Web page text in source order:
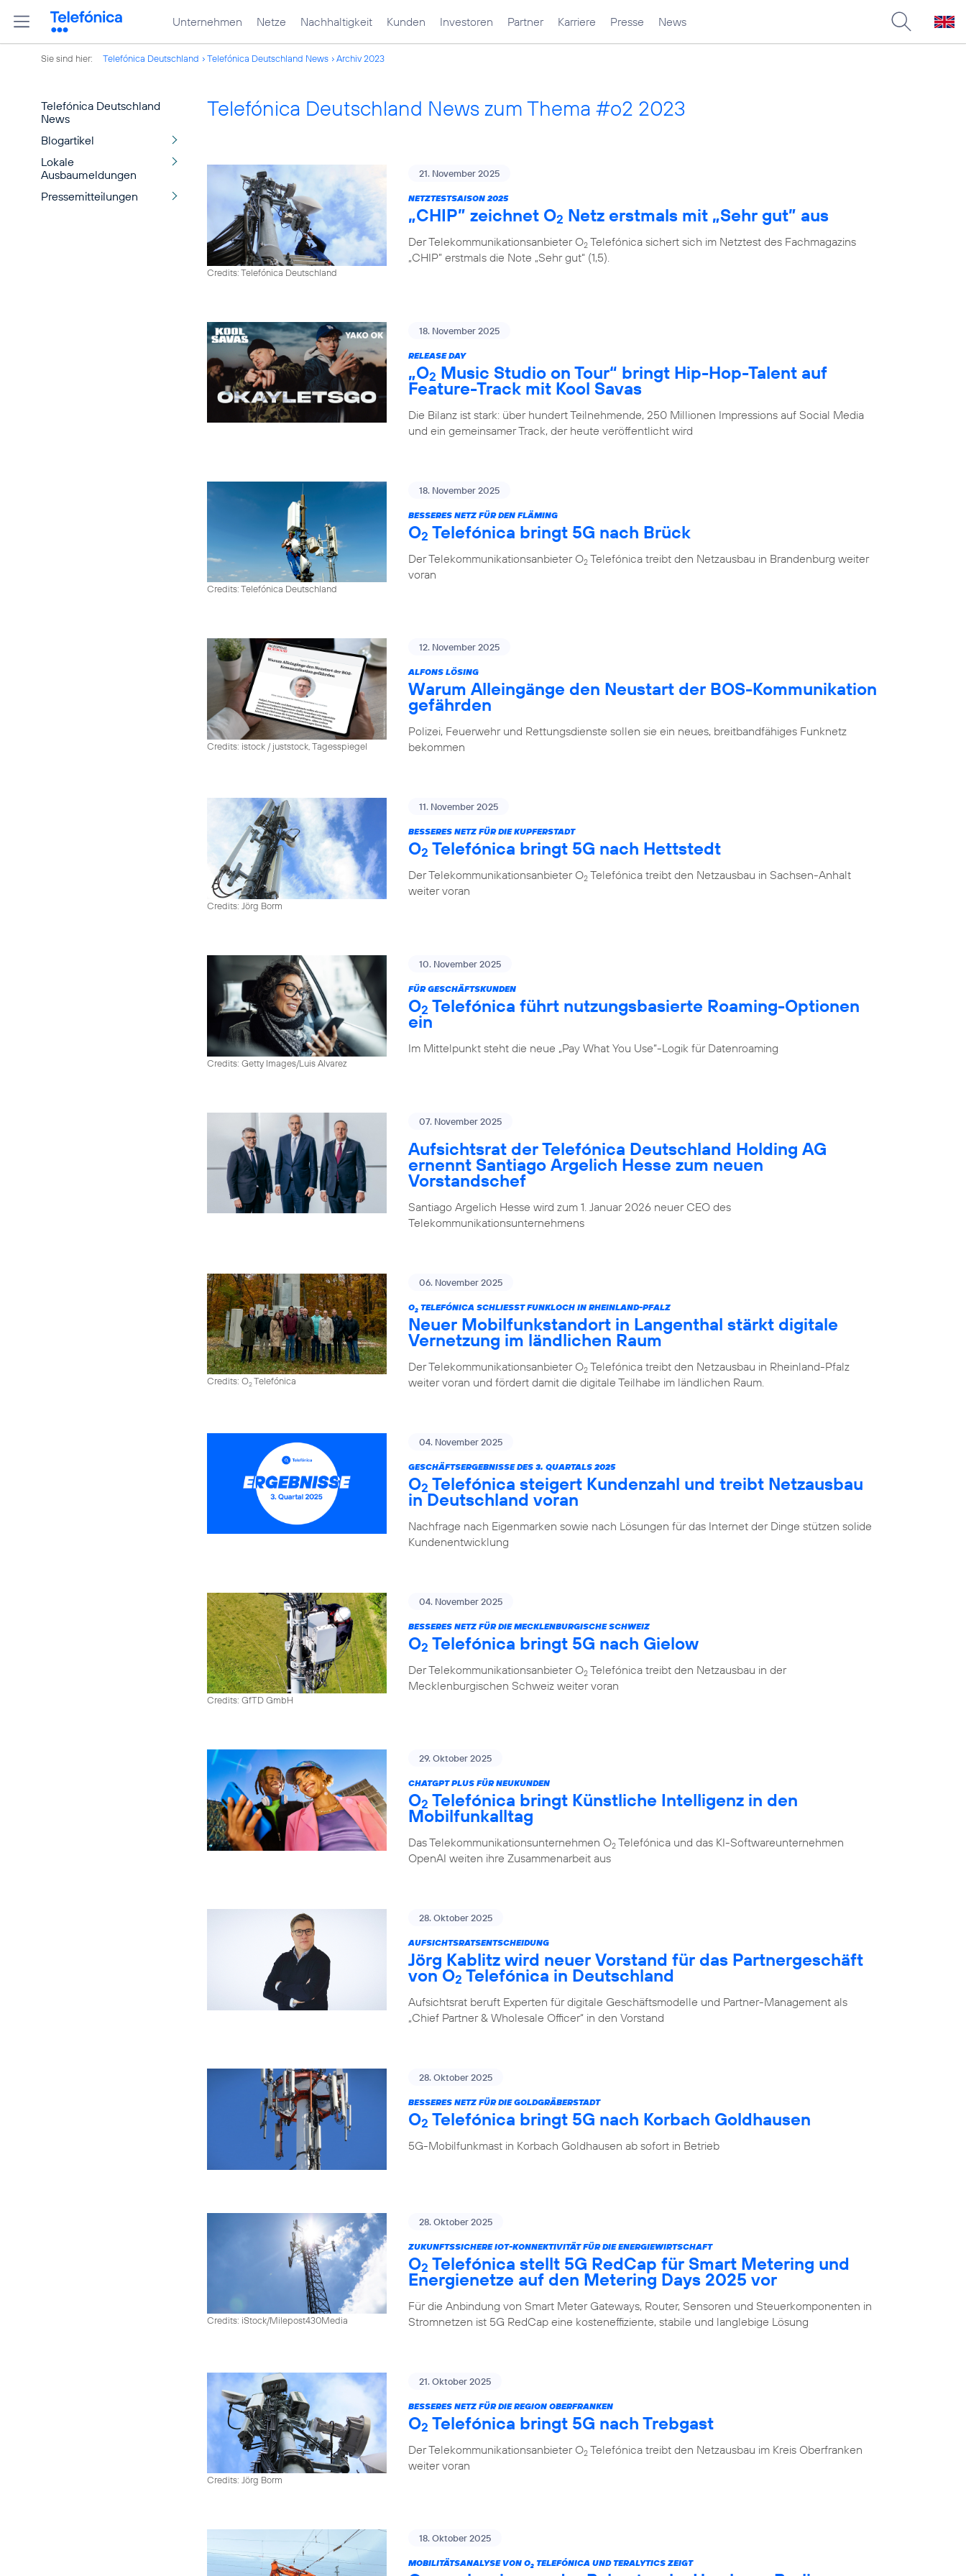
Unternehmen Netze Nachhaltigkeit Kunden Investoren Partner Karriere Presse News
Sie sind hier: Telefónica Deutschland Telefónica Deutschland News Archiv 2023
Telefónica Deutschland
News
Blogartikel
Lokale
Ausbaumeldungen
Pressemitteilungen
Telefónica Deutschland News zum Thema #o2 2023
Credits: Telefónica Deutschland
21. November 2025
NETZTESTSAISON 2025
„CHIP” zeichnet O2 Netz erstmals mit „Sehr gut” aus
Der Telekommunikationsanbieter O2 Telefónica sichert sich im Netztest des Fachmagazins
„CHIP” erstmals die Note „Sehr gut“ (1,5).
18. November 2025
RELEASE DAY
„O2 Music Studio on Tour“ bringt Hip-Hop-Talent auf
Feature-Track mit Kool Savas
Die Bilanz ist stark: über hundert Teilnehmende, 250 Millionen Impressions auf Social Media
und ein gemeinsamer Track, der heute veröffentlicht wird
Credits: Telefónica Deutschland
18. November 2025
BESSERES NETZ FÜR DEN FLÄMING
O2 Telefónica bringt 5G nach Brück
Der Telekommunikationsanbieter O2 Telefónica treibt den Netzausbau in Brandenburg weiter
voran
Credits: istock / juststock, Tagesspiegel
12. November 2025
ALFONS LÖSING
Warum Alleingänge den Neustart der BOS-Kommunikation
gefährden
Polizei, Feuerwehr und Rettungsdienste sollen sie ein neues, breitbandfähiges Funknetz
bekommen
Credits: Jörg Borm
11. November 2025
BESSERES NETZ FÜR DIE KUPFERSTADT
O2 Telefónica bringt 5G nach Hettstedt
Der Telekommunikationsanbieter O2 Telefónica treibt den Netzausbau in Sachsen-Anhalt
weiter voran
Credits: Getty Images/Luis Alvarez
10. November 2025
FÜR GESCHÄFTSKUNDEN
O2 Telefónica führt nutzungs­basierte Roaming-Optionen
ein
Im Mittelpunkt steht die neue „Pay What You Use“-Logik für Datenroaming
07. November 2025
Aufsichtsrat der Telefónica Deutschland Holding AG
ernennt Santiago Argelich Hesse zum neuen
Vorstandschef
Santiago Argelich Hesse wird zum 1. Januar 2026 neuer CEO des
Telekommunikationsunternehmens
Credits: O2Telefónica
06. November 2025
O2 TELEFÓNICA SCHLIESST FUNKLOCH IN RHEINLAND-PFALZ
Neuer Mobilfunkstandort in Langenthal stärkt digitale
Vernetzung im ländlichen Raum
Der Telekommunikationsanbieter O2 Telefónica treibt den Netzausbau in Rheinland-Pfalz
weiter voran und fördert damit die digitale Teilhabe im ländlichen Raum.
04. November 2025
GESCHÄFTSERGEBNISSE DES 3. QUARTALS 2025
O2 Telefónica steigert Kundenzahl und treibt Netzausbau
in Deutschland voran
Nachfrage nach Eigenmarken sowie nach Lösungen für das Internet der Dinge stützen solide
Kundenentwicklung
Credits: GfTD GmbH
04. November 2025
BESSERES NETZ FÜR DIE MECKLENBURGISCHE SCHWEIZ
O2 Telefónica bringt 5G nach Gielow
Der Telekommunikationsanbieter O2 Telefónica treibt den Netzausbau in der
Mecklenburgischen Schweiz weiter voran
29. Oktober 2025
CHATGPT PLUS FÜR NEUKUNDEN
O2 Telefónica bringt Künstliche Intelligenz in den
Mobilfunkalltag
Das Telekommunikationsunternehmen O2 Telefónica und das KI-Softwareunternehmen
OpenAI weiten ihre Zusammenarbeit aus
28. Oktober 2025
AUFSICHTSRATSENTSCHEIDUNG
Jörg Kablitz wird neuer Vorstand für das Partnergeschäft
von O2 Telefónica in Deutschland
Aufsichtsrat beruft Experten für digitale Geschäftsmodelle und Partner-Management als
„Chief Partner & Wholesale Officer“ in den Vorstand
28. Oktober 2025
BESSERES NETZ FÜR DIE GOLDGRÄBERSTADT
O2 Telefónica bringt 5G nach Korbach Goldhausen
5G-Mobilfunkmast in Korbach Goldhausen ab sofort in Betrieb
Credits: iStock/Milepost430Media
28. Oktober 2025
ZUKUNFTSSICHERE IOT-KONNEKTIVITÄT FÜR DIE ENERGIEWIRTSCHAFT
O2 Telefónica stellt 5G RedCap für Smart Metering und
Energienetze auf den Metering Days 2025 vor
Für die Anbindung von Smart Meter Gateways, Router, Sensoren und Steuerkomponenten in
Stromnetzen ist 5G RedCap eine kosteneffiziente, stabile und langlebige Lösung
Credits: Jörg Borm
21. Oktober 2025
BESSERES NETZ FÜR DIE REGION OBERFRANKEN
O2 Telefónica bringt 5G nach Trebgast
Der Telekommunikationsanbieter O2 Telefónica treibt den Netzausbau im Kreis Oberfranken
weiter voran
18. Oktober 2025
MOBILITÄTSANALYSE VON O2 TELEFÓNICA UND TERALYTICS ZEIGT